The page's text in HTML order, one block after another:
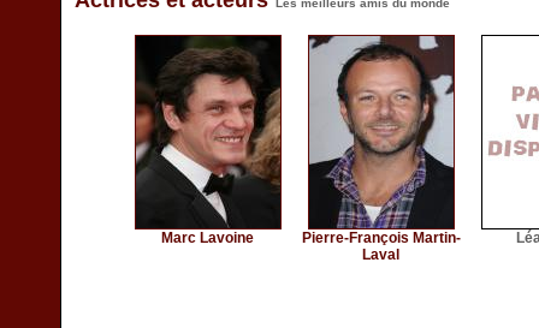
Les meilleurs amis du monde
Marc Lavoine
Pierre-François Martin-
Laval